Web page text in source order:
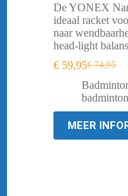
De YONEX
ideaal racket
naar
head-light
€74,95
prijs
was:
€ 74,95.
€ 59,95Huidige
prijs
is:
€ 59,95.
MEER